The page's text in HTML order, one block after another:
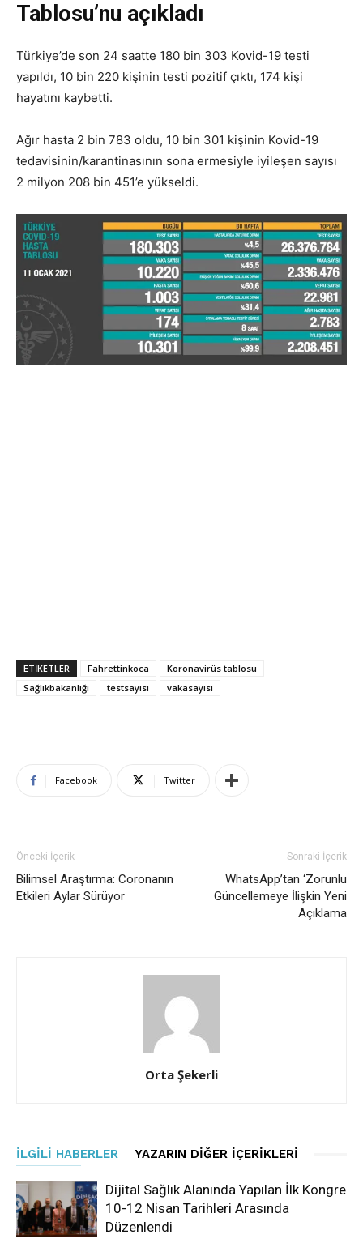
Tablosu’nu açıkladı
Türkiye’de son 24 saatte 180 bin 303 Kovid-19 testi
yapıldı, 10 bin 220 kişinin testi pozitif çıktı, 174 kişi
hayatını kaybetti.
Ağır hasta 2 bin 783 oldu, 10 bin 301 kişinin Kovid-19
tedavisinin/karantinasının sona ermesiyle iyileşen sayısı
2 milyon 208 bin 451’e yükseldi.
ETIKETLER Fahrettinkoca
Koronavirüs tablosu
Sağlıkbakanlığı
testsayısı vakasayısı
Facebook Twitter
Önceki İçerik
Bilimsel Araştırma: Coronanın
Etkileri Aylar Sürüyor
Sonraki İçerik
WhatsApp’tan ‘Zorunlu
Güncellemeye İlişkin Yeni
Açıklama
Orta Şekerli
İLGILI HABERLER YAZARIN DIĞER İÇERIKLERI
Dijital Sağlık Alanında Yapılan İlk Kongre
10-12 Nisan Tarihleri Arasında
Düzenlendi